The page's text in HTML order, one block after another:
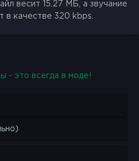
весит 15.27 МБ, а звучание
в качестве 320 kbps.
- это всегда в моде!